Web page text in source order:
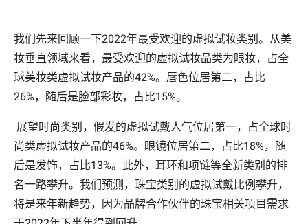
我们先来回顾一下2022年最受欢迎的虚拟试妆类别。从美
妆垂直领域来看，最受欢迎的虚拟试妆品类为眼妆，占全
球美妆类虚拟试妆产品的42%。唇色位居第二，占比
26%，随后是脸部彩妆，占比15%。
展望时尚类别，假发的虚拟试戴人气位居第一，占全球时
尚类虚拟试妆产品的46%。眼镜位居第二，占比18%，随
后是发饰，占比13%。此外，耳环和项链等全新类别的排
名一路攀升。我们预测，珠宝类别的虚拟试戴比例攀升，
将是来年新趋势，因为品牌合作伙伴的珠宝相关项目需求